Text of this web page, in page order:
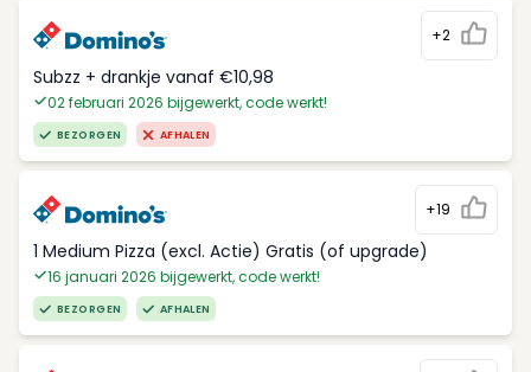
+2
Subzz + drankje vanaf €10,98
02 februari 2026 bijgewerkt, code werkt!
BEZORGEN AFHALEN
+19
1 Medium Pizza (excl. Actie) Gratis (of upgrade)
16 januari 2026 bijgewerkt, code werkt!
BEZORGEN AFHALEN